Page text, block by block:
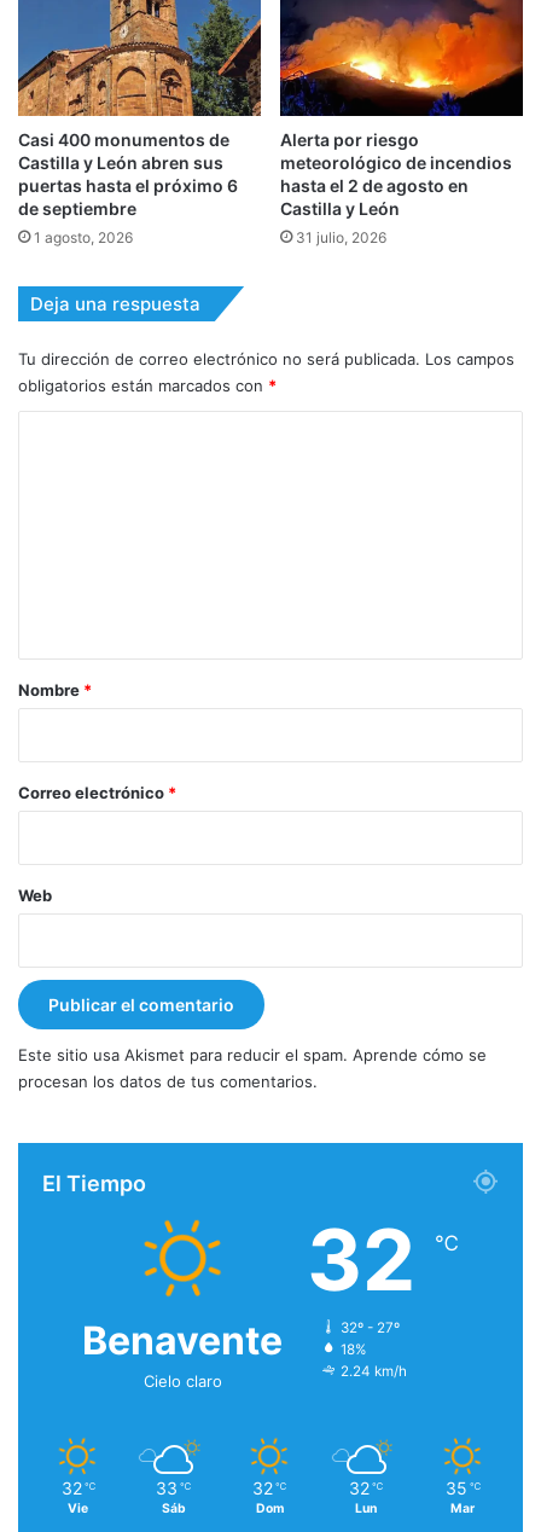
Casi 400 monumentos de
Castilla y León abren sus
puertas hasta el próximo 6
de septiembre
1 agosto, 2026
Alerta por riesgo
meteorológico de incendios
hasta el 2 de agosto en
Castilla y León
31 julio, 2026
Deja una respuesta
Tu dirección de correo electrónico no será publicada. Los campos
obligatorios están marcados con *
r
*
Nombre *
Correo electrónico *
Web
Este sitio usa Akismet para reducir el spam. Aprende cómo se
procesan los datos de tus comentarios.
El Tiempo
Benavente
Cielo claro
32 ℃
32º - 27º
18%
2.24 km/h
32 ℃
Vie
33 ℃
Sáb
32 ℃
Dom
32 ℃
Lun
35 ℃
Mar